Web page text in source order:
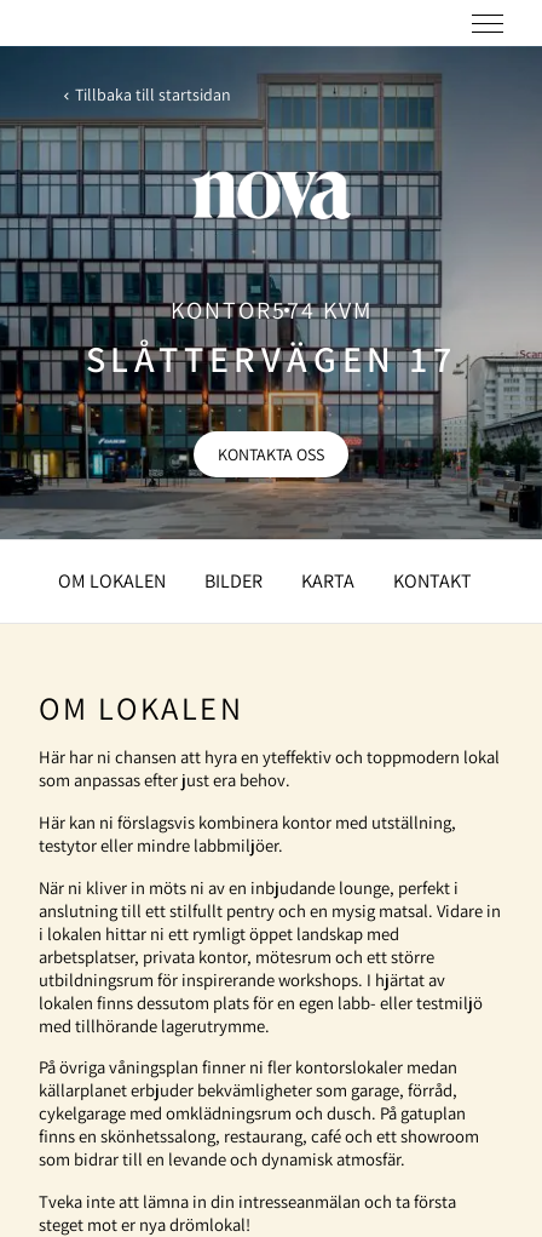
Tillbaka till startsidan
574 KVM
KONTOR
SLÅTTERVÄGEN 17
KONTAKTA OSS
OM LOKALEN BILDER KARTA KONTAKT
OM LOKALEN
Här har ni chansen att hyra en yteffektiv och toppmodern lokal
som anpassas efter just era behov.
Här kan ni förslagsvis kombinera kontor med utställning,
testytor eller mindre labbmiljöer.
När ni kliver in möts ni av en inbjudande lounge, perfekt i
anslutning till ett stilfullt pentry och en mysig matsal. Vidare in
i lokalen hittar ni ett rymligt öppet landskap med
arbetsplatser, privata kontor, mötesrum och ett större
utbildningsrum för inspirerande workshops. I hjärtat av
lokalen finns dessutom plats för en egen labb- eller testmiljö
med tillhörande lagerutrymme.
På övriga våningsplan finner ni fler kontorslokaler medan
källarplanet erbjuder bekvämligheter som garage, förråd,
cykelgarage med omklädningsrum och dusch. På gatuplan
finns en skönhetssalong, restaurang, café och ett showroom
som bidrar till en levande och dynamisk atmosfär.
Tveka inte att lämna in din intresseanmälan och ta första
steget mot er nya drömlokal!